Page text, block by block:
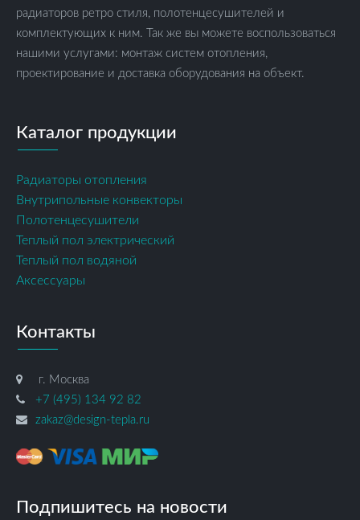
радиаторов ретро стиля, полотенцесушителей и
комплектующих к ним. Так же вы можете воспользоваться
нашими услугами: монтаж систем отопления,
проектирование и доставка оборудования на объект.
Каталог продукции
Радиаторы отопления
Внутрипольные конвекторы
Полотенцесушители
Теплый пол электрический
Теплый пол водяной
Аксессуары
Контакты
г. Москва
+7 (495) 134 92 82
zakaz@design-tepla.ru
Подпишитесь на новости